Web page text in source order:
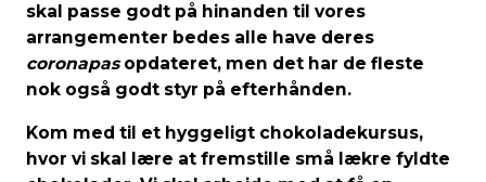
skal passe godt på hinanden til vores
arrangementer bedes alle have deres
coronapasopdateret, men det har de fleste
nok også godt styr på efterhånden.
Kom med til et hyggeligt chokoladekursus,
hvor vi skal lære at fremstille små lækre fyldte